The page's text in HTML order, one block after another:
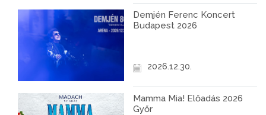
Demjén Ferenc Koncert
Budapest 2026
2026.12.30.
Mamma Mia! Előadás 2026
Győr